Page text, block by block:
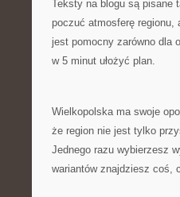
Teksty na blogu są pisane
poczuć atmosferę regionu,
jest pomocny zarówno dla
w 5 minut ułożyć plan.
Wielkopolska ma swoje
że region nie jest tylko
Jednego razu wybierzesz
wariantów znajdziesz coś,